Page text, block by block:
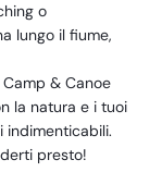
o
lungo il fiume,
& Canoe
la natura e i tuoi
indimenticabili.
presto!